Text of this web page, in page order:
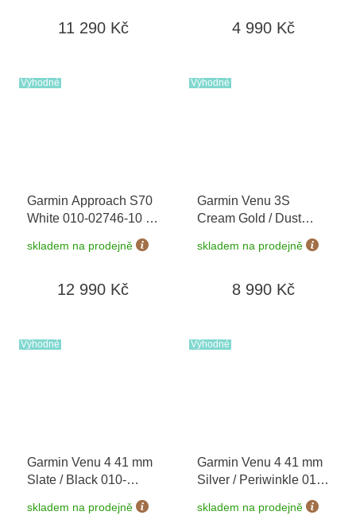
11 290 Kč 4 990 Kč
Výhodné
Garmin Approach S70
White 010-02746-10 +
možnost výměny do 90
dní
skladem na prodejně
12 990 Kč
Výhodné
Garmin Venu 3S
Cream Gold / Dust
Rose, Silicone Band
010-02785-03
skladem na prodejně
8 990 Kč
Výhodné
Garmin Venu 4 41 mm
Slate / Black 010-
skladem na prodejně
Výhodné
Garmin Venu 4 41 mm
Silver / Periwinkle 010-
skladem na prodejně